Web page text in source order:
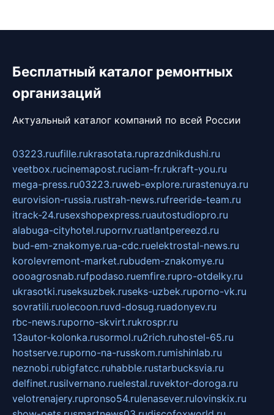
Бесплатный каталог ремонтных
организаций
Актуальный каталог компаний по всей России
03223.ruufille.rukrasotata.ruprazdnikdushi.ru
veetbox.rucinemapost.ruciam-fr.rukraft-you.ru
mega-press.ru03223.ruweb-explore.rurastenuya.ru
eurovision-russia.rustrah-news.rufreeride-team.ru
itrack-24.rusexshopexpress.ruautostudiopro.ru
alabuga-cityhotel.rupornv.ruatlantpereezd.ru
bud-em-znakomye.rua-cdc.ruelektrostal-news.ru
korolevremont-market.rubudem-znakomye.ru
oooagrosnab.rufpodaso.ruemfire.rupro-otdelky.ru
ukrasotki.ruseksuzbek.ruseks-uzbek.ruporno-vk.ru
sovratili.ruolecoon.ruvd-dosug.ruadonyev.ru
rbc-news.ruporno-skvirt.rukrospr.ru
13autor-kolonka.rusormol.ru2rich.ruhostel-65.ru
hostserve.ruporno-na-russkom.rumishinlab.ru
neznobi.rubigfatcc.ruhabble.rustarbucksvia.ru
delfinet.rusilvernano.ruelestal.ruvektor-doroga.ru
velotrenajery.rupronso54.rulenasever.rulovinskix.ru